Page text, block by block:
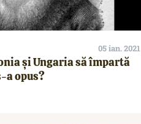
05 ian. 2021
și Ungaria să împartă
a opus?